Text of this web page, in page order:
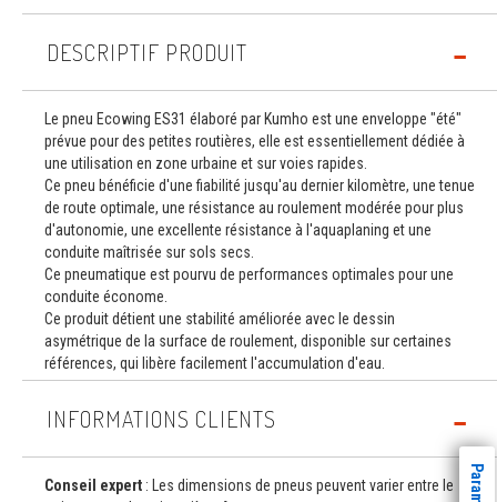
DESCRIPTIF PRODUIT
Le pneu Ecowing ES31 élaboré par Kumho est une enveloppe "été"
prévue pour des petites routières, elle est essentiellement dédiée à
une utilisation en zone urbaine et sur voies rapides.
Ce pneu bénéficie d'une fiabilité jusqu'au dernier kilomètre, une tenue
de route optimale, une résistance au roulement modérée pour plus
d'autonomie, une excellente résistance à l'aquaplaning et une
conduite maîtrisée sur sols secs.
Ce pneumatique est pourvu de performances optimales pour une
conduite économe.
Ce produit détient une stabilité améliorée avec le dessin
asymétrique de la surface de roulement, disponible sur certaines
références, qui libère facilement l'accumulation d'eau.
INFORMATIONS CLIENTS
Conseil expert : Les dimensions de pneus peuvent varier entre le